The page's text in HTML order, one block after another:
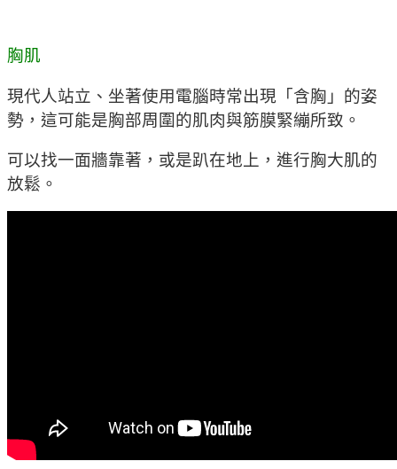
胸肌
現代人站立、坐著使用電腦時常出現「含胸」的姿
勢，這可能是胸部周圍的肌肉與筋膜緊繃所致。
可以找一面牆靠著，或是趴在地上，進行胸大肌的
放鬆。